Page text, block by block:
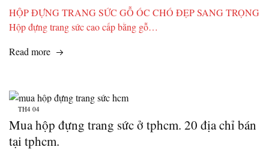
HỘP ĐỰNG TRANG SỨC GỖ ÓC CHÓ ĐẸP SANG TRỌNG
Hộp đựng trang sức cao cấp bằng gỗ…
Read more
TH4 04
Mua hộp đựng trang sức ở tphcm. 20 địa chỉ bán
tại tphcm.